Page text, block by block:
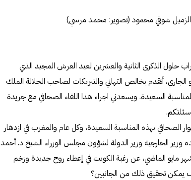
الزميل شوقي محمود (تصوير: محمد مرسي)
حلول الذكرى الثانية والعشرين لعيد العرش المجيد الذي
به الشعب المغربي يوم 30 يوليو الجاري، أتقدم بخالص التهاني والتبريكات لصاحب الجلالة الملك
السعيدة. ويسعدني اجراء هذا اللقاء الصحافي مع جريدة
الصحافي بهذه المناسبة السعيدة، وكل عام والمغرب في ازدهار
وزير الخارجية وزير الدولة لشؤون مجلس الوزراء الشيخ د. أحمد
شهر مايو الماضي، عن رغبة الكويت في إعطاء روح جديدة وزخم
يمكن تحقيق ذلك من الجانبين؟